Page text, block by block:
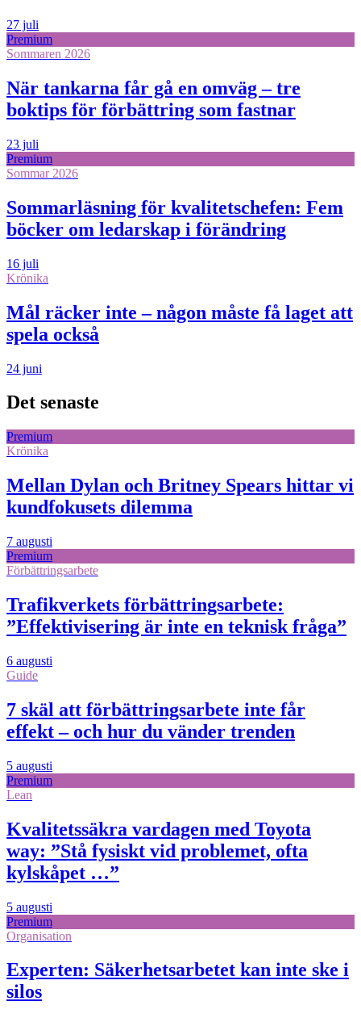
27 juli
Premium
Sommaren 2026
När tankarna får gå en omväg – tre
boktips för förbättring som fastnar
23 juli
Premium
Sommar 2026
Sommarläsning för kvalitetschefen: Fem
böcker om ledarskap i förändring
16 juli
Krönika
Mål räcker inte – någon måste få laget att
spela också
24 juni
Det senaste
Premium
Krönika
Mellan Dylan och Britney Spears hittar vi
kundfokusets dilemma
7 augusti
Premium
Förbättringsarbete
Trafikverkets förbättringsarbete:
”Effektivisering är inte en teknisk fråga”
6 augusti
Guide
7 skäl att förbättringsarbete inte får
effekt – och hur du vänder trenden
5 augusti
Premium
Lean
Kvalitetssäkra vardagen med Toyota
way: ”Stå fysiskt vid problemet, ofta
kylskåpet …”
5 augusti
Premium
Organisation
Experten: Säkerhetsarbetet kan inte ske i
silos